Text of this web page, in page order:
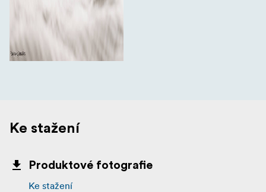
Ke stažení
Produktové fotografie
Ke stažení